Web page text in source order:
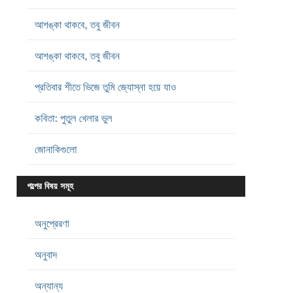
আশঙ্কা থাকবে, তবু জীবন
আশঙ্কা থাকবে, তবু জীবন
প্রতিবার শীতে ভিজে তুমি জ্যোস্না হয়ে যাও
কবিতা: পুতুল খেলার ভুল
জোনাকিগুলো
গল্পের বিষয় সমূহ
অনুপ্রেরণা
অনুবাদ
অন্যান্য